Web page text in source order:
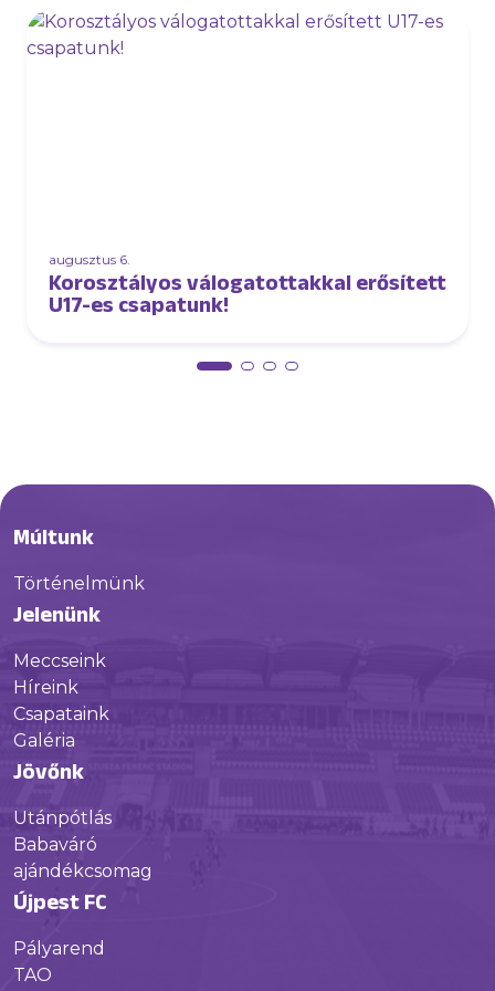
augusztus 6.
Korosztályos válogatottakkal erősített
U17-es csapatunk!
Múltunk
Történelmünk
Jelenünk
Meccseink
Híreink
Csapataink
Galéria
Jövőnk
Utánpótlás
Babaváró
ajándékcsomag
Újpest FC
Pályarend
TAO